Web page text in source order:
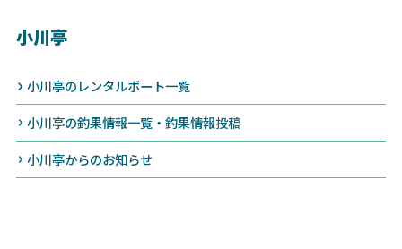
小川亭
小川亭のレンタルボート一覧
小川亭の釣果情報一覧・釣果情報投稿
小川亭からのお知らせ